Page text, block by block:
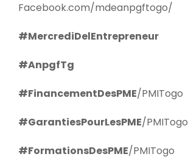
Facebook.com/mdeanpgftogo/
#MercrediDelEntrepreneur
#AnpgfTg
#FinancementDesPME/PMITogo
#GarantiesPourLesPME/PMITogo
#FormationsDesPME/PMITogo